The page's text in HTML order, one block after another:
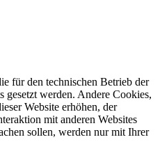
für den technischen Betrieb der
gesetzt werden. Andere Cookies,
Website erhöhen, der
mit anderen Websites
sollen, werden nur mit Ihrer